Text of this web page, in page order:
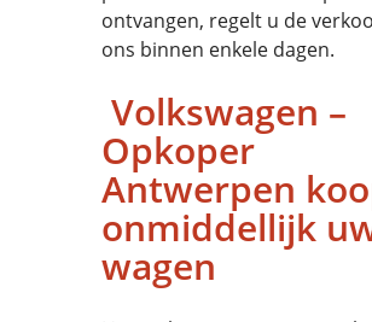
ontvangen, regelt u de
ons binnen enkele dagen.
Volkswagen –
Opkoper
Antwerpen
onmiddellijk
wagen